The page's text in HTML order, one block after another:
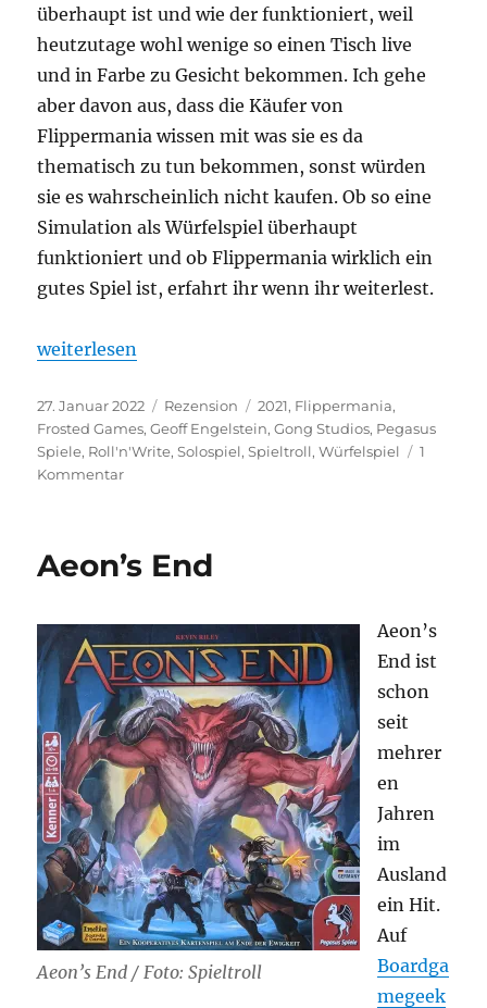
überhaupt ist und wie der funktioniert, weil
heutzutage wohl wenige so einen Tisch live
und in Farbe zu Gesicht bekommen. Ich gehe
aber davon aus, dass die Käufer von
Flippermania wissen mit was sie es da
thematisch zu tun bekommen, sonst würden
sie es wahrscheinlich nicht kaufen. Ob so eine
Simulation als Würfelspiel überhaupt
funktioniert und ob Flippermania wirklich ein
gutes Spiel ist, erfahrt ihr wenn ihr weiterlest.
„Flippermania“
weiterlesen
Veröffentlicht
am
27. Januar 2022 Kategorien
Rezension Schlagwörter
2021, Flippermania,
Frosted Games,Geoff Engelstein,Gong Studios, Pegasus
Spiele, Roll'n'Write,Solospiel,Spieltroll,Würfelspiel
1
Kommentarzu
Aeon’s End
Aeon’s End / Foto: Spieltroll
Aeon’s
End ist
schon
seit
mehrer
en
Jahren
im
Ausland
ein Hit.
Auf
Boardga
megeek